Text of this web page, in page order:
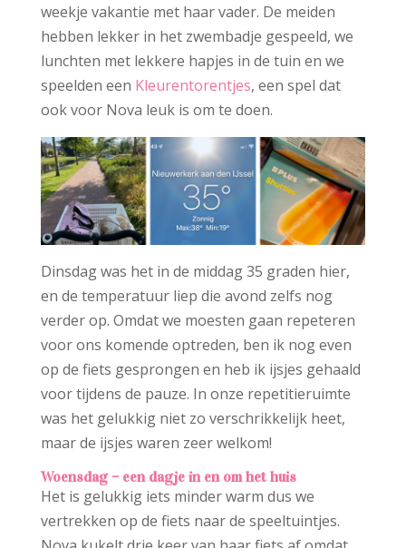
weekje vakantie met haar vader. De meiden
hebben lekker in het zwembadje gespeeld, we
lunchten met lekkere hapjes in de tuin en we
speelden een Kleurentorentjes, een spel dat
ook voor Nova leuk is om te doen.
Dinsdag was het in de middag 35 graden hier,
en de temperatuur liep die avond zelfs nog
verder op. Omdat we moesten gaan repeteren
voor ons komende optreden, ben ik nog even
op de fiets gesprongen en heb ik ijsjes gehaald
voor tijdens de pauze. In onze repetitieruimte
was het gelukkig niet zo verschrikkelijk heet,
maar de ijsjes waren zeer welkom!
Woensdag – een dagje in en om het huis
Het is gelukkig iets minder warm dus we
vertrekken op de fiets naar de speeltuintjes.